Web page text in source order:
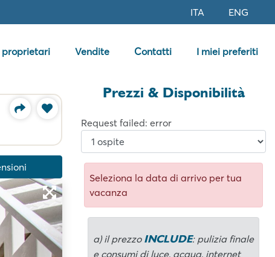
ITA ENG
proprietari Vendite Contatti I miei preferiti
Prezzi & Disponibilità
Request failed: error
Seleziona la data di arrivo per tua
vacanza
a) il prezzo INCLUDE: pulizia finale
e consumi di luce, acqua, internet